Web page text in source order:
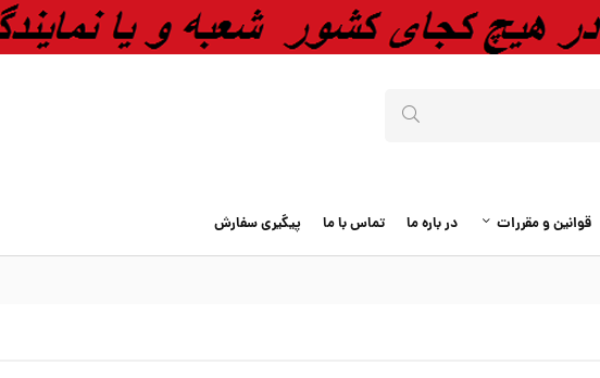
قوانین و مقررات در باره ما تماس با ما پیگیری سفارش